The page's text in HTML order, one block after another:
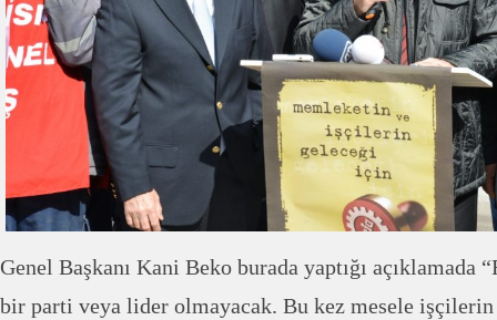
Genel Başkanı Kani Beko burada yaptığı açıklamada
bir parti veya lider olmayacak. Bu kez mesele işçilerin